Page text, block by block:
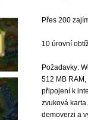
Přes 200
10 úrovní
Požadavky:
512 MB
připojení k
zvuková
demoverzi a